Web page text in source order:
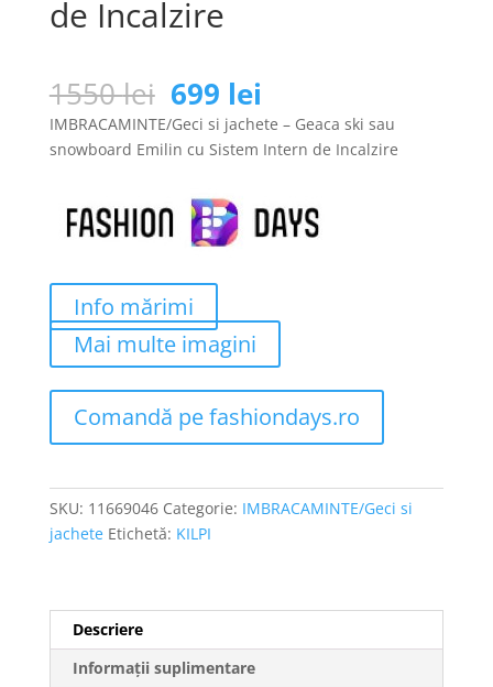
de Incalzire
1550lei Prețul
inițial
a
fost:
1550 lei.
699 lei
curent
este:
699 lei.
IMBRACAMINTE/Geci si jachete – Geaca ski sau
snowboard Emilin cu Sistem Intern de Incalzire
Info mărimi
Mai multe imagini
Comandă pe fashiondays.ro
SKU: 11669046 Categorie: IMBRACAMINTE/Geci si
jachete Etichetă: KILPI
Descriere
Informații suplimentare